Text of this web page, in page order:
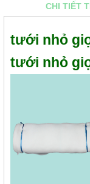
CHI TIẾT
tưới nhỏ
tưới nhỏ